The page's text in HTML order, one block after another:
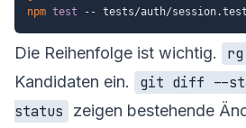
npm test
Die Reihenfolge ist wichtig. rg
Kandidaten ein.
git diff --
status
zeigen bestehende